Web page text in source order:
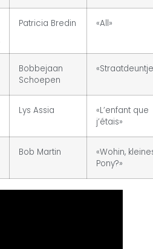
Patricia Bredin «All»
Bobbejaan
Schoepen
Lys Assia
«L’enfant que
j’étais»
Bob Martin
«Wohin,
Pony?»